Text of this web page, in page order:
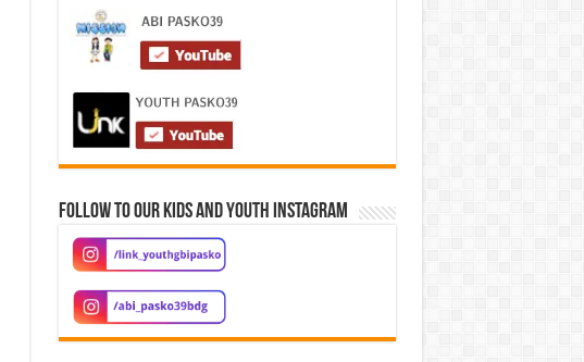
Follow to our Kids and Youth Instagram